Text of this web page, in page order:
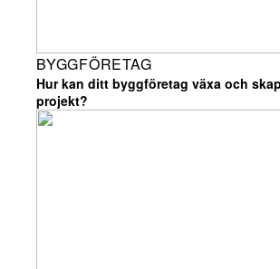
Hur kan ditt byggföretag växa och
projekt?
BYGGFÖRETAG